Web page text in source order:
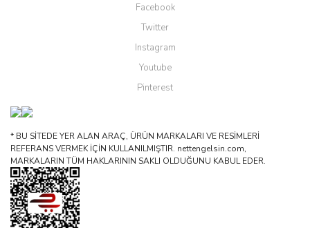
Facebook
Twitter
Instagram
Youtube
Pinterest
* BU SİTEDE YER ALAN ARAÇ, ÜRÜN MARKALARI VE RESİMLERİ
REFERANS VERMEK İÇİN KULLANILMIŞTIR. nettengelsin.com,
MARKALARIN TÜM HAKLARININ SAKLI OLDUĞUNU KABUL EDER.